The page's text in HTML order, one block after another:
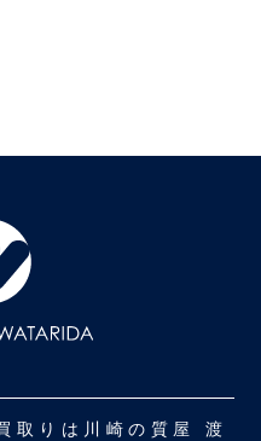
りは川崎の質屋 渡